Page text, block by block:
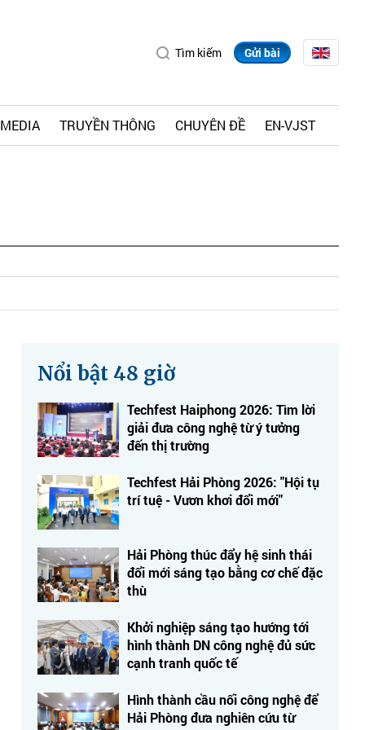
Tìm kiếm Gửi bài
MEDIA TRUYỀN THÔNG CHUYÊN ĐỀ EN-VJST
Nổi bật 48 giờ
Techfest Haiphong 2026: Tìm lời
giải đưa công nghệ từ ý tưởng
đến thị trường
Techfest Hải Phòng 2026: "Hội tụ
trí tuệ - Vươn khơi đổi mới"
Hải Phòng thúc đẩy hệ sinh thái
đổi mới sáng tạo bằng cơ chế đặc
thù
Khởi nghiệp sáng tạo hướng tới
hình thành DN công nghệ đủ sức
cạnh tranh quốc tế
Hình thành cầu nối công nghệ để
Hải Phòng đưa nghiên cứu từ